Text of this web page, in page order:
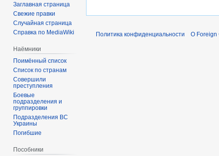
Заглавная страница
Свежие правки
Случайная страница
Справка по MediaWiki
Наёмники
Поимённый список
Список по странам
Совершили
преступления
Боевые
подразделения и
группировки
Подразделения ВС
Украины
Погибшие
Пособники
Политика конфиденциальности О Foreign